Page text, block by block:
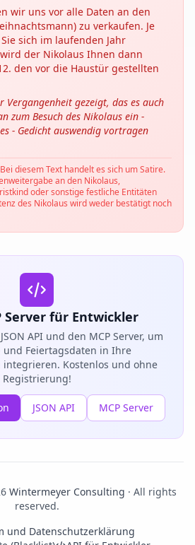
wir uns vor alle Daten an den
zu verkaufen. Je
sich im laufenden Jahr
der Nikolaus Ihnen dann
den vor die Haustür gestellten
Vergangenheit gezeigt, das es auch
zum Besuch des Nikolaus ein -
- Gedicht auswendig vortragen
diesem Text handelt es sich um Satire.
an den Nikolaus,
oder sonstige festliche Entitäten
des Nikolaus wird weder bestätigt noch
Server für Entwickler
API und den MCP Server, um
und Feiertagsdaten in Ihre
Kostenlos und ohne
Registrierung!
JSON API MCP Server
Wintermeyer Consulting · All rights
reserved.
und Datenschutzerklärung